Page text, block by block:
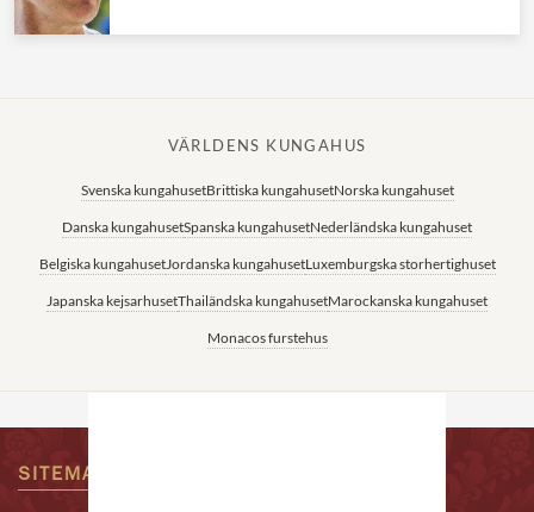
VÄRLDENS KUNGAHUS
Svenska kungahusetBrittiska kungahusetNorska kungahuset
Danska kungahusetSpanska kungahusetNederländska kungahuset
Belgiska kungahusetJordanska kungahusetLuxemburgska storhertighuset
Japanska kejsarhusetThailändska kungahusetMarockanska kungahuset
Monacos furstehus
SITEMAP